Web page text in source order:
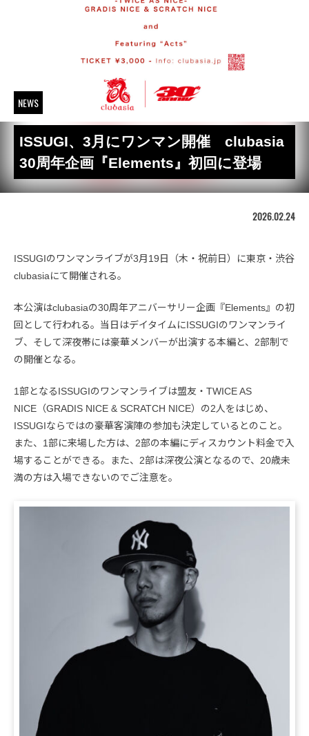
NEWS
ISSUGI、3月にワンマン開催 clubasia
30周年企画『Elements』初回に登場
2026.02.24
ISSUGIのワンマンライブが3月19日（木・祝前日）に東京・渋谷
clubasiaにて開催される。
本公演はclubasiaの30周年アニバーサリー企画『Elements』の初
回として行われる。当日はデイタイムにISSUGIのワンマンライ
ブ、そして深夜帯には豪華メンバーが出演する本編と、2部制で
の開催となる。
1部となるISSUGIのワンマンライブは盟友・TWICE AS
NICE（GRADIS NICE & SCRATCH NICE）の2人をはじめ、
ISSUGIならではの豪華客演陣の参加も決定しているとのこと。
また、1部に来場した方は、2部の本編にディスカウント料金で入
場することができる。また、2部は深夜公演となるので、20歳未
満の方は入場できないのでご注意を。